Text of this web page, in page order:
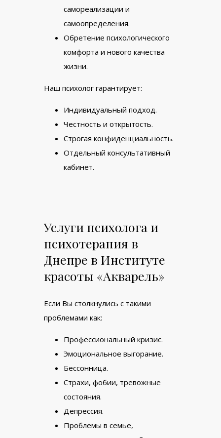
самореализации и
самоопределения.
Обретение психологического
комфорта и нового качества
жизни.
Наш психолог гарантирует:
Индивидуальный подход.
Честность и открытость.
Строгая конфиденциальность.
Отдельный консультативный
кабинет.
Услуги психолога и
психотерапия в
Днепре в Институте
красоты «Акварель»
Если Вы столкнулись с такими
проблемами как:
Профессиональный кризис.
Эмоциональное выгорание.
Бессонница.
Страхи, фобии, тревожные
состояния.
Депрессия.
Проблемы в семье,